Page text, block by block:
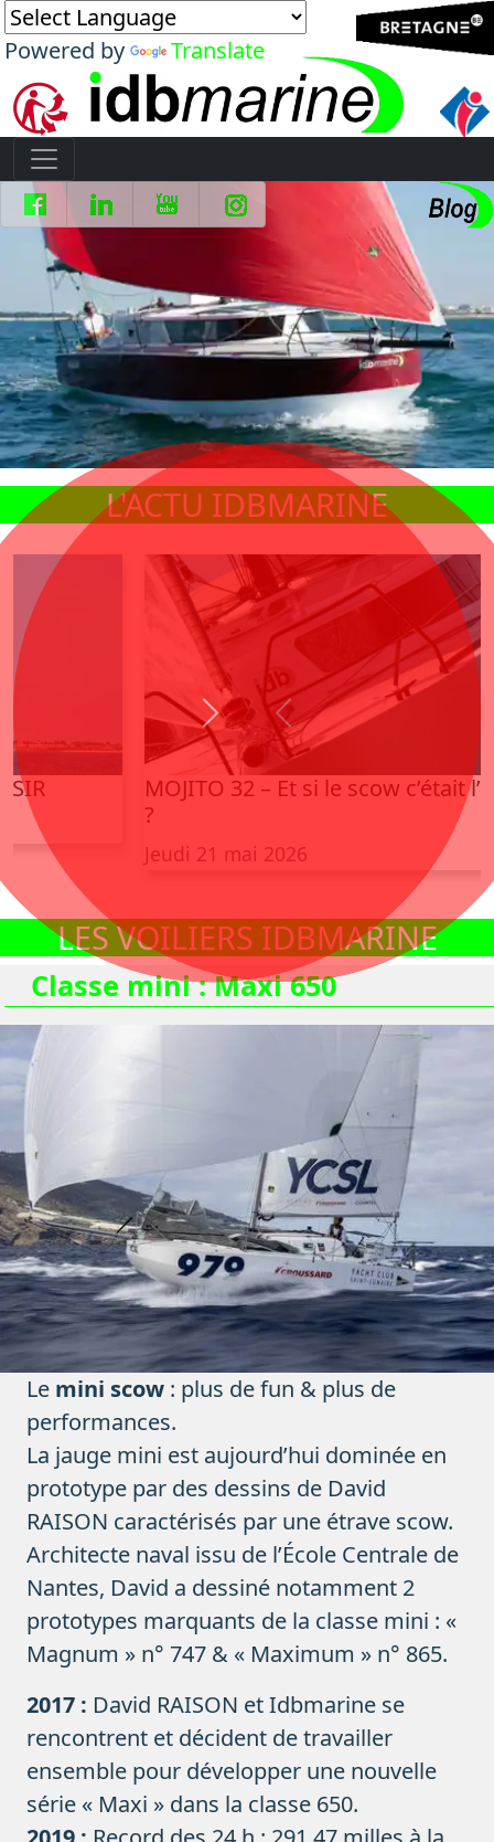
Powered by Translate
L'ACTU IDBMARINE
MOJITO 32 – Et si le scow c’était l’avenir
Jeudi 21 mai 2026
Previous
Next
LES VOILIERS IDBMARINE
Classe mini :Maxi 650
Le mini scow : plus de fun & plus de
performances.
La jauge mini est aujourd’hui dominée en
prototype par des dessins de David
RAISON caractérisés par une étrave scow.
Architecte naval issu de l’École Centrale de
Nantes, David a dessiné notamment 2
prototypes marquants de la classe mini : «
Magnum » n° 747 & « Maximum » n° 865.
2017 : David RAISON et Idbmarine se
rencontrent et décident de travailler
ensemble pour développer une nouvelle
série « Maxi » dans la classe 650.